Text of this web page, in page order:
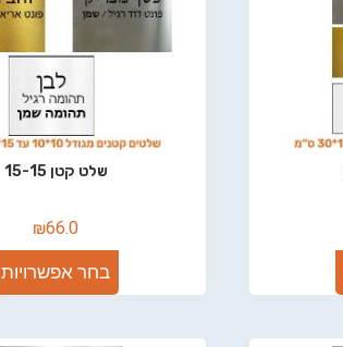
שלט קטן 15-15
₪66.0
בחר אפשרויות